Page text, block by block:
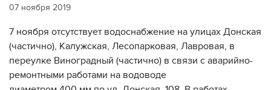
07 ноября 2019
7 ноября отсутствует водоснабжение на улицах Донская
(частично), Калужская, Лесопарковая, Лавровая, в
переулке Виноградный (частично) в связи с аварийно-
ремонтными работами на водоводе